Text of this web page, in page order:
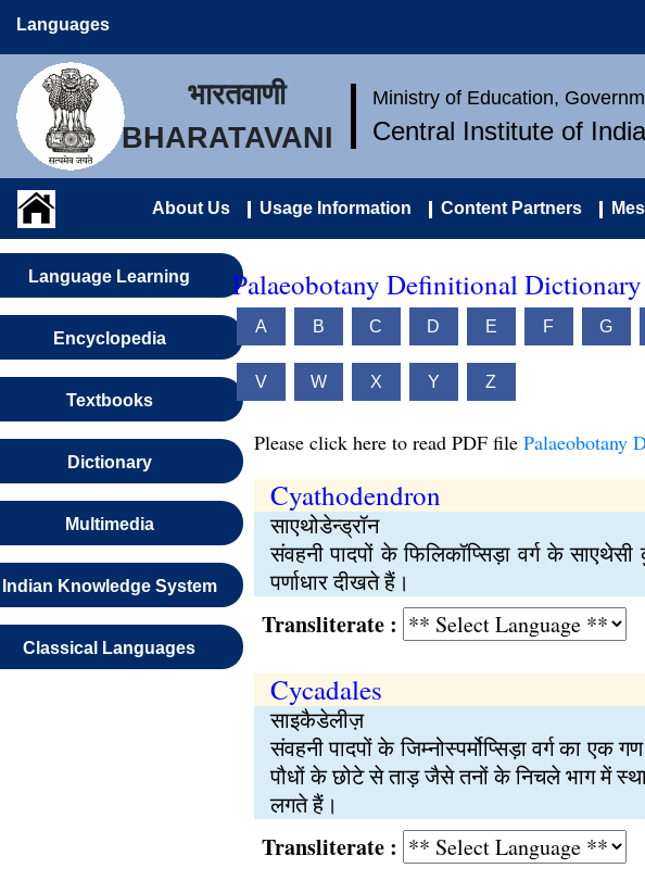
Languages
भारतवाणी
BHARATAVANI
Ministry of Education,
Central Institute of
About Us Usage Information Content Partners
Language Learning
Encyclopedia
Textbooks
Dictionary
Multimedia
Indian Knowledge System
Classical Languages
Palaeobotany Definitional
A B C D E F G
V W X Y Z
Please click here to read PDF file Palaeobotany
Cyathodendron
साएथोडेन्ड्रॉन
संवहनी पादपों के फिलिकॉप्सिड़ा वर्ग के
पर्णाधार दीखते हैं।
Transliterate :
Cycadales
साइकैडेलीज़
संवहनी पादपों के जिम्नोस्पर्मोप्सिड़ा वर्ग का
पौधों के छोटे से ताड़ जैसे तनों के निचले भाग में
लगते हैं।
Transliterate :